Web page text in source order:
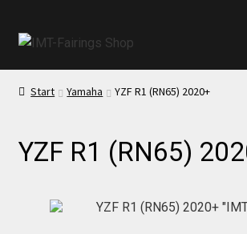
Start
Echtheit von Bewertungen
Kontakt
Start Yamaha YZF R1 (RN65) 2020+
YZF R1 (RN65)